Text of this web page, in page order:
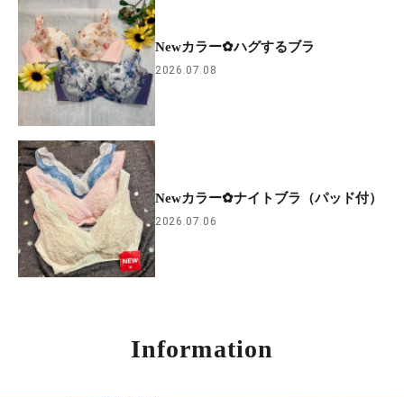
Newカラー✿ハグするブラ
2026.07.08
Newカラー✿ナイトブラ（パッド付）
2026.07.06
Information